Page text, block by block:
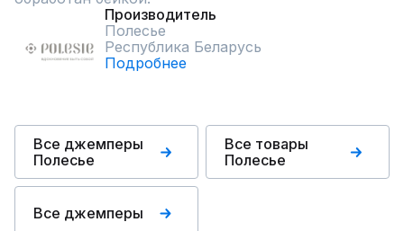
Производитель
Полесье
Республика Беларусь
Подробнее
Все джемперы
Полесье
Все товары
Полесье
Все джемперы